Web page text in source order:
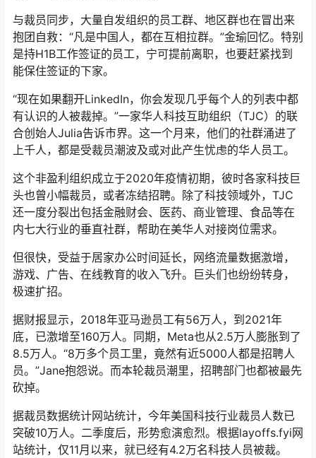
与裁员同步，大量自发组织的员工群、地区群也在冒出来
抱团自救：“凡是中国人，都在互相拉群。”金瑜回忆。特别
是持H1B工作签证的员工，宁可提前离职，也要赶紧找到
能保住签证的下家。
“现在如果翻开LinkedIn，你会发现几乎每个人的列表中都
有认识的人被裁掉。”一家华人科技互助组织（TJC）的联
合创始人Julia告诉市界。这一个月来，他们的社群涌进了
上千人，都是受裁员潮波及或对此产生忧虑的华人员工。
这个非盈利组织成立于2020年疫情初期，彼时各家科技巨
头也曾小幅裁员，或者冻结招聘。除了科技领域外，TJC
还一度分裂出包括金融财会、医药、商业管理、食品等在
内七大行业的垂直社群，帮助在美华人对接岗位需求。
但很快，受益于居家办公时间延长，网络流量数据激增，
游戏、广告、在线教育的收入飞升。巨头们也纷纷转身，
极速扩招。
据财报显示，2018年亚马逊员工有56万人，到2021年
底，已激增至160万人。同期，Meta也从2.5万人膨胀到了
8.5万人。“8万多个员工里，竟然有近5000人都是招聘人
员。”Jane抱怨说。而本轮裁员潮里，招聘部门也都被最先
砍掉。
据裁员数据统计网站统计，今年美国科技行业裁员人数已
突破10万人。二季度后，形势愈演愈烈。根据layoffs.fyi网
站统计，仅11月以来，就已经有4.2万名科技人员被裁。